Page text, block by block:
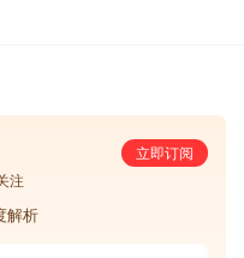
立即订阅
注
解析